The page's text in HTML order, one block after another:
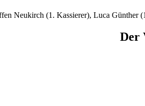
Neukirch (1. Kassierer), Luca
Der